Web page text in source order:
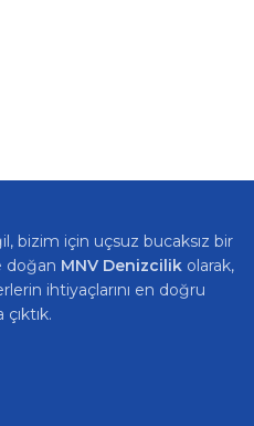
bizim için uçsuz bucaksız bir
doğan MNV Denizcilik olarak,
ihtiyaçlarını en doğru